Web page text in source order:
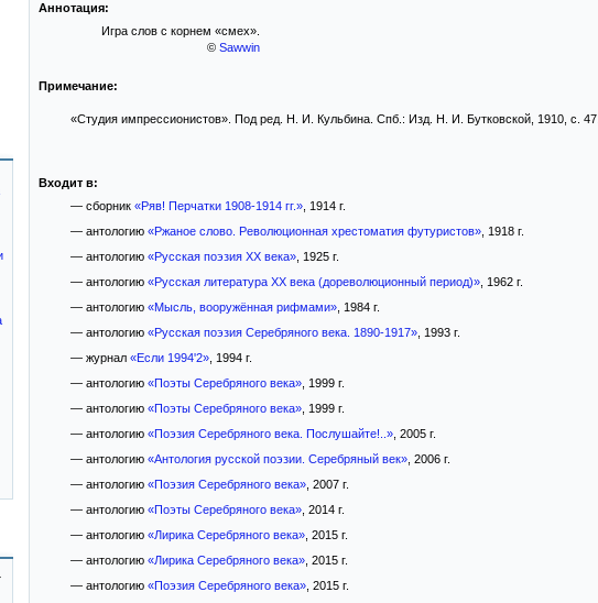
Аннотация:
Игра слов с корнем «смех».
© Sawwin
Примечание:
«Студия импрессионистов». Под ред. Н. И. Кульбина. Спб.: Изд. Н. И. Бутковской, 1910, с. 47.
Входит в:
— сборник «Ряв! Перчатки 1908-1914 гг.», 1914 г.
— антологию «Ржаное слово. Революционная хрестоматия футуристов», 1918 г.
— антологию «Русская поэзия XX века», 1925 г.
— антологию «Русская литература XX века (дореволюционный период)», 1962 г.
— антологию «Мысль, вооружённая рифмами», 1984 г.
— антологию «Русская поэзия Серебряного века. 1890-1917», 1993 г.
— журнал «Если 1994'2», 1994 г.
— антологию «Поэты Серебряного века», 1999 г.
— антологию «Поэты Серебряного века», 1999 г.
— антологию «Поэзия Серебряного века. Послушайте!..», 2005 г.
— антологию «Антология русской поэзии. Серебряный век», 2006 г.
— антологию «Поэзия Серебряного века», 2007 г.
— антологию «Поэты Серебряного века», 2014 г.
— антологию «Лирика Серебряного века», 2015 г.
— антологию «Лирика Серебряного века», 2015 г.
— антологию «Поэзия Серебряного века», 2015 г.